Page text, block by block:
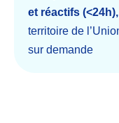
et réactifs (<24h),
territoire de
sur demande